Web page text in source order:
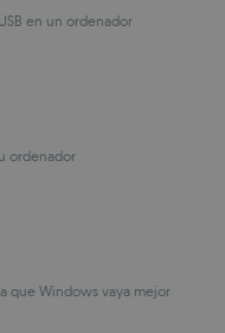
en un ordenador
ordenador
que Windows vaya mejor